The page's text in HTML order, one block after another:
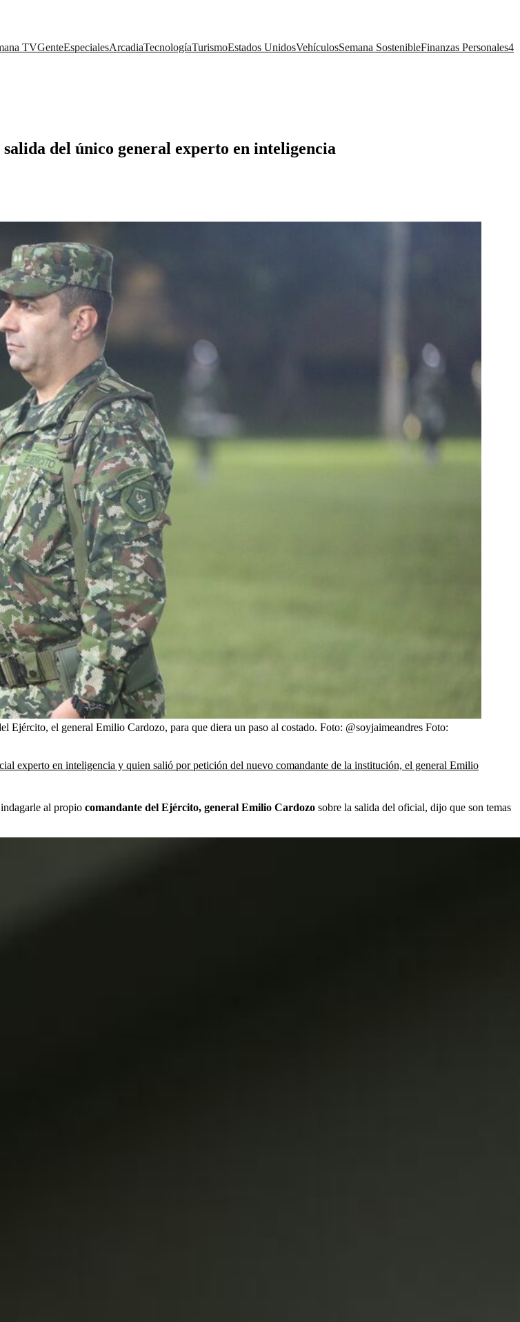
TVGenteEspecialesArcadiaTecnologíaTurismoEstados UnidosVehículosSemana SostenibleFinanzas Personales4
del único general experto en inteligencia
Ejército, el general Emilio Cardozo, para que diera un paso al costado. Foto: @soyjaimeandres Foto:
experto en inteligencia y quien salió por petición del nuevo comandante de la institución, el general Emilio
al propio comandante del Ejército, general Emilio Cardozo sobre la salida del oficial, dijo que son temas